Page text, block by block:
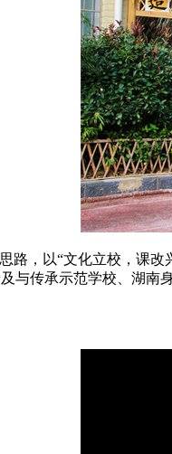
，以“文化立校，课改
与传承示范学校、湖南